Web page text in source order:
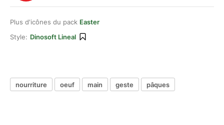
Plus d'icônes du pack Easter
Style: Dinosoft Lineal
nourriture oeuf main geste pâques